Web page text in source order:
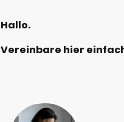
Hallo.
Vereinbare hier